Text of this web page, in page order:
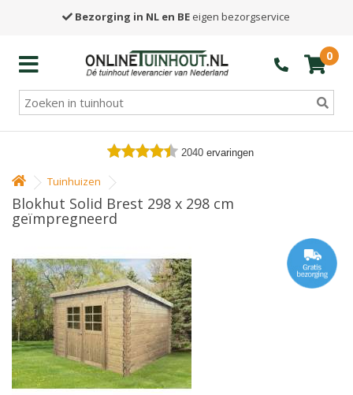
Bezorging in NL en BE eigen bezorgservice
0
2040 ervaringen
Tuinhuizen
Blokhut Solid Brest 298 x 298 cm
geïmpregneerd